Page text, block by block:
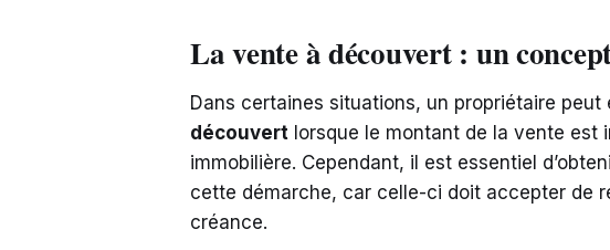
La vente à découvert : un
Dans certaines situations, un propriétaire peut
découvert lorsque le montant de la vente est
immobilière. Cependant, il est essentiel
cette démarche, car celle-ci doit accepter de
créance.